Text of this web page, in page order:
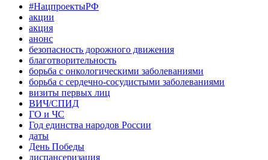
#НацпроектыРФ
акции
акция
анонс
безопасность дорожного движения
благотворительность
борьба с онкологическими заболеваниями
борьба с сердечно-сосудистыми заболеваниями
визиты первых лиц
ВИЧ/СПИД
ГО и ЧС
Год единства народов России
даты
День Победы
диспансеризация